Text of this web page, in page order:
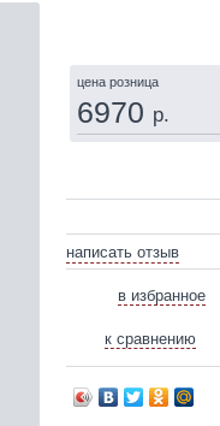
цена розница
6970 р.
написать отзыв
в избранное
к сравнению